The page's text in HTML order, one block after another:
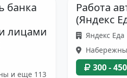
банка
лицами
и еще 113
Работа
(Яндекс
Яндекс Еда
300 -